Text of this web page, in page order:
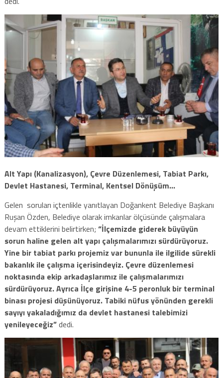
Alt Yapı (Kanalizasyon), Çevre Düzenlemesi, Tabiat Parkı,
Devlet Hastanesi, Terminal, Kentsel Dönüşüm…
Gelen soruları içtenlikle yanıtlayan Doğankent Belediye Başkanı
Ruşan Özden, Belediye olarak imkanlar ölçüsünde çalışmalara
devam ettiklerini belirtirken; “İlçemizde giderek büyüyün
sorun haline gelen alt yapı çalışmalarımızı sürdürüyoruz.
Yine bir tabiat parkı projemiz var bununla ile ilgilide sürekli
bakanlık ile çalışma içerisindeyiz. Çevre düzenlemesi
noktasında ekip arkadaşlarımız ile çalışmalarımızı
sürdürüyoruz. Ayrıca İlçe girişine 4-5 peronluk bir terminal
binası projesi düşünüyoruz. Tabiki nüfus yönünden gerekli
sayıyı yakaladığımız da devlet hastanesi talebimizi
yenileyeceğiz”dedi.